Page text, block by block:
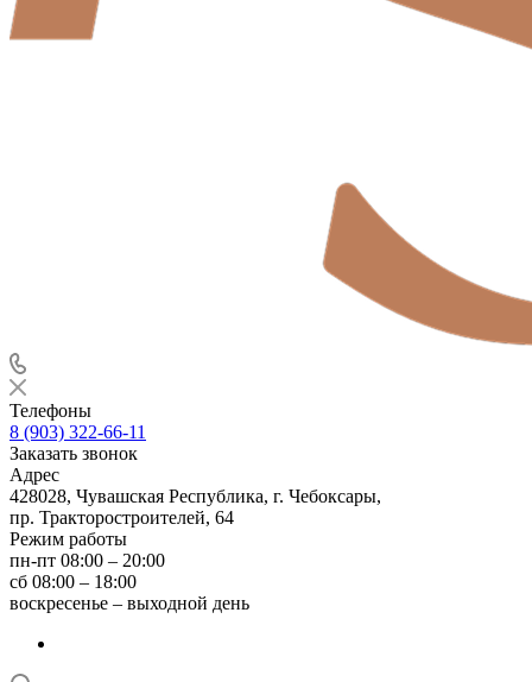
Телефоны
8 (903) 322-66-11
Заказать звонок
Адрес
428028, Чувашская Республика, г. Чебоксары,
пр. Тракторостроителей, 64
Режим работы
пн-пт 08:00 – 20:00
сб 08:00 – 18:00
воскресенье – выходной день